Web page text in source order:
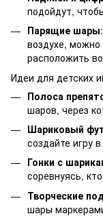
подойдут,
Парящие шары
воздухе, можно
расположить
Идеи для детских
Полоса
шаров, через
Шариковый
создайте игру
Гонки с
соревнуясь,
Творческие
шары